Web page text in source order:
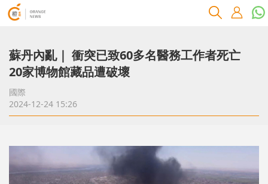
蘇丹內亂｜ 衝突已致60多名醫務工作者死亡
20家博物館藏品遭破壞
國際
2024-12-24 15:26